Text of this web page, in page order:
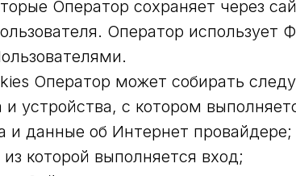
Оператор сохраняет через
Оператор
Оператор может собирать
и устройства, с котором
и данные об Интернет провайдере;
которой выполняется вход;